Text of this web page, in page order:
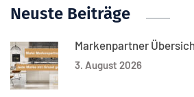
Neuste Beiträge
Markenpartner
3. August 2026